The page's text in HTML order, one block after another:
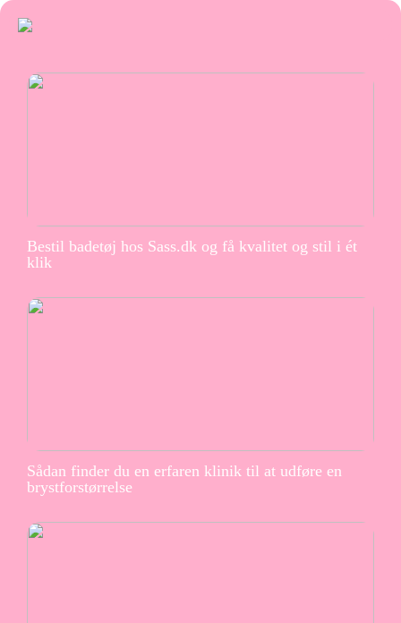
Bestil badetøj hos Sass.dk og få kvalitet og stil i ét
klik
Sådan finder du en erfaren klinik til at udføre en
brystforstørrelse